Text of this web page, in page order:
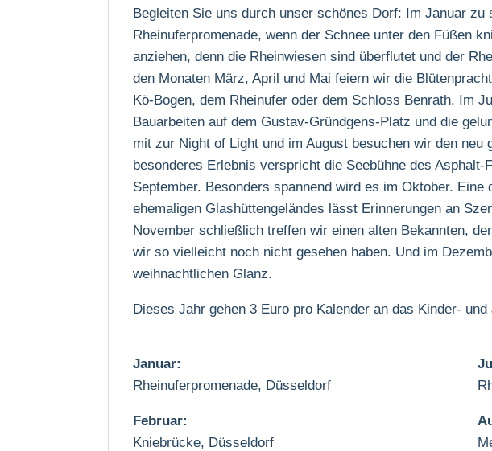
auf
Kundenbew
ertungen
Begleiten Sie uns durch unser schönes Dorf: Im Januar zu
Rheinuferpromenade, wenn der Schnee unter den Füßen
anziehen, denn die Rheinwiesen sind überflutet und der
den Monaten März, April und Mai feiern wir die
Kö-Bogen, dem Rheinufer oder dem Schloss Benrath. Im
Bauarbeiten auf dem Gustav-Gründgens-Platz und die
mit zur Night of Light und im August besuchen wir den
besonderes Erlebnis verspricht die Seebühne des
September. Besonders spannend wird es im Oktober.
ehemaligen Glashüttengeländes lässt Erinnerungen an
November schließlich treffen wir einen alten Bekannten,
wir so vielleicht noch nicht gesehen haben. Und im
weihnachtlichen Glanz.
Dieses Jahr gehen 3 Euro pro Kalender an das Kinder-
Januar:
Rheinuferpromenade, Düsseldorf
Februar:
Kniebrücke, Düsseldorf